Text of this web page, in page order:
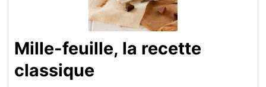
Mille-feuille, la recette
classique